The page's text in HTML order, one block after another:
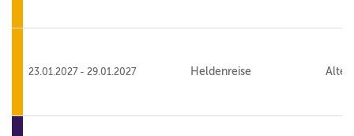
23.01.2027 - 29.01.2027 Heldenreise Alte